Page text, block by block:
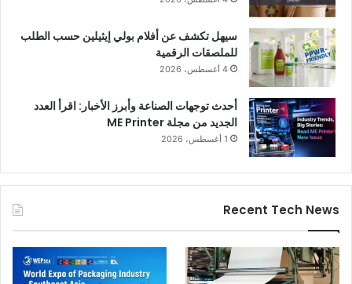
سيهل تكشف عن أفلام بولي إيثيلين حسب الطلب
للملصقات الرقمية
4 أغسطس، 2026
أحدث توجهات الصناعة وأبرز الأخبار: اقرأ العدد
الجديد من مجلة ME Printer
1 أغسطس، 2026
Recent Tech News